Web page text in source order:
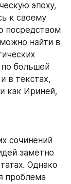
эпоху,
к своему
посредством
найти в
по большей
в текстах,
как Ириней,
сочинений
заметно
Однако
проблема